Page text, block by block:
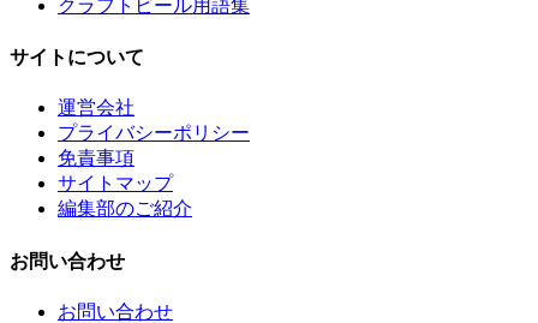
クラフトビール用語集
サイトについて
運営会社
プライバシーポリシー
免責事項
サイトマップ
編集部のご紹介
お問い合わせ
お問い合わせ